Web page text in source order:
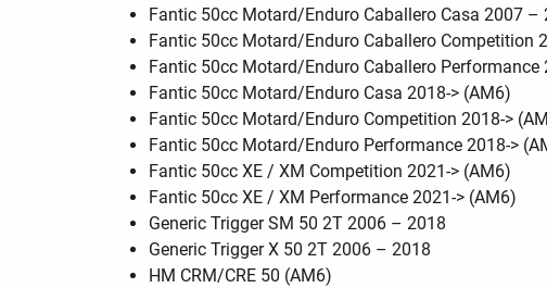
Fantic 50cc Motard/Enduro Caballero Casa 2007 –
Fantic 50cc Motard/Enduro Caballero Competition
Fantic 50cc Motard/Enduro Caballero
Fantic 50cc Motard/Enduro Casa 2018-> (AM6)
Fantic 50cc Motard/Enduro Competition 2018->
Fantic 50cc Motard/Enduro Performance 2018->
Fantic 50cc XE / XM Competition 2021-> (AM6)
Fantic 50cc XE / XM Performance 2021-> (AM6)
Generic Trigger SM 50 2T 2006 – 2018
Generic Trigger X 50 2T 2006 – 2018
HM CRM/CRE 50 (AM6)